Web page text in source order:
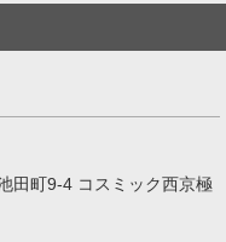
田町9-4 コスミック西京極